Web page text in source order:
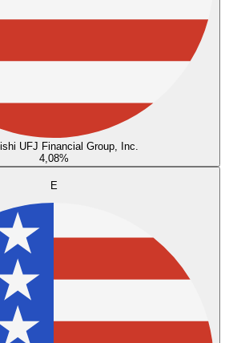
UFJ Financial Group, Inc.
4,08%
E